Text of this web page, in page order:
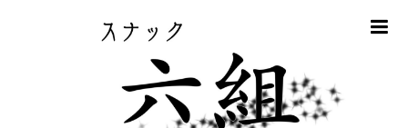
梅の花グループ、創業50周年を記念し「福岡名物にな
りたいとうふしゅうまい」を発売 福岡県庁で完成を報告